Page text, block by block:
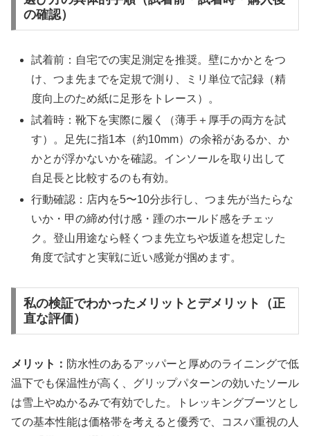
の確認）
試着前：自宅での実足測定を推奨。壁にかかとをつ
け、つま先までを定規で測り、ミリ単位で記録（精
度向上のため紙に足形をトレース）。
試着時：靴下を実際に履く（薄手＋厚手の両方を試
す）。足先に指1本（約10mm）の余裕があるか、か
かとが浮かないかを確認。インソールを取り出して
自足長と比較するのも有効。
行動確認：店内を5〜10分歩行し、つま先が当たらな
いか・甲の締め付け感・踵のホールド感をチェッ
ク。登山用途なら軽くつま先立ちや坂道を想定した
角度で試すと実戦に近い感覚が掴めます。
私の検証でわかったメリットとデメリット（正
直な評価）
メリット： 防水性のあるアッパーと厚めのライニングで低
温下でも保温性が高く、グリップパターンの効いたソール
は雪上やぬかるみで有効でした。トレッキングブーツとし
ての基本性能は価格帯を考えると優秀で、コスパ重視の人